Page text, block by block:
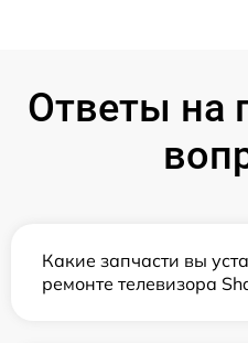
Ответы на
Какие запчасти вы
ремонте телевизора